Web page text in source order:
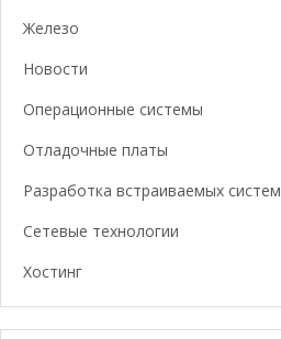
Железо
Новости
Операционные системы
Отладочные платы
Разработка встраиваемых систем
Сетевые технологии
Хостинг